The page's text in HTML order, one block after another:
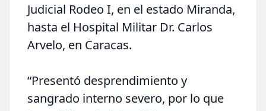
Judicial Rodeo I, en el estado Miranda,
hasta el Hospital Militar Dr. Carlos
Arvelo, en Caracas.
“Presentó desprendimiento y
sangrado interno severo, por lo que